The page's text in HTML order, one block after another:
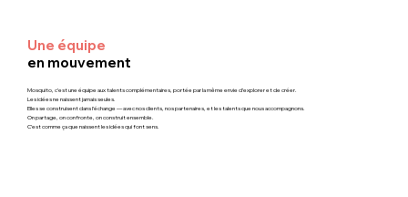
Une équipe
en mouvement
Mosquito, c’est une équipe aux talents complémentaires, portée par la même envie d’explorer et de créer.
Les idées ne naissent jamais seules.
Elles se construisent dans l’échange — avec nos clients, nos partenaires, et les talents que nous accompagnons.
On partage, on confronte, on construit ensemble.
C’est comme ça que naissent les idées qui font sens.